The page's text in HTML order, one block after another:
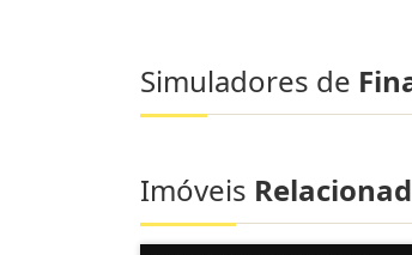
Simuladores de
Imóveis